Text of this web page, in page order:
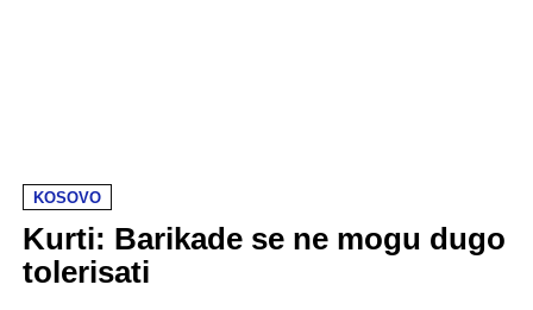
KOSOVO
Kurti: Barikade se ne mogu dugo
tolerisati